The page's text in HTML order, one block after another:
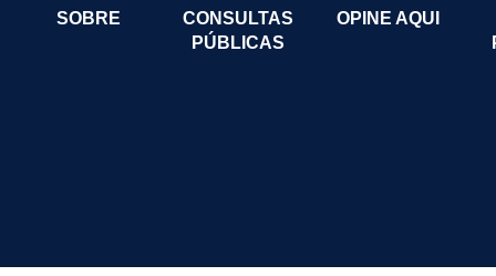
SOBRE
CONSULTAS
PÚBLICAS
OPINE AQUI